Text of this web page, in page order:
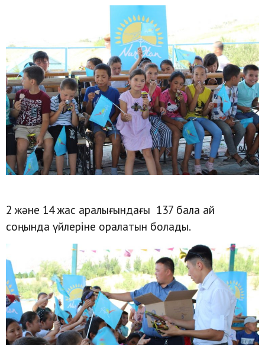
2 және 14 жас аралығындағы 137 бала ай
соңында үйлеріне оралатын болады.